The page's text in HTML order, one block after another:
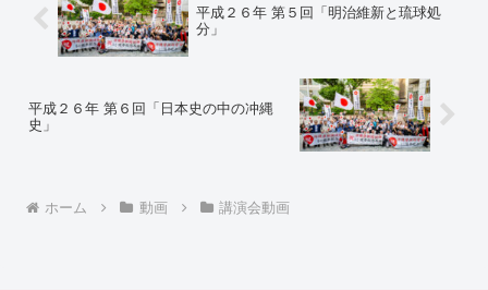
平成２６年 第５回「明治維新と琉球処
分」
平成２６年 第６回「日本史の中の冲縄
史」
ホーム 動画 講演会動画